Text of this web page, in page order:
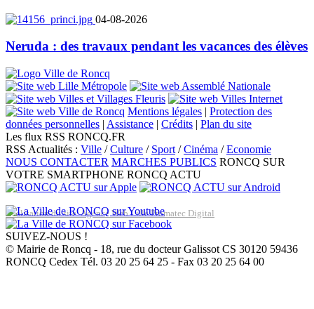
04-08-2026
Neruda : des travaux pendant les vacances des élèves
Mentions légales | Protection des
données personnelles | Assistance | Crédits | Plan du site
Les flux RSS RONCQ.FR
RSS Actualités : Ville /Culture / Sport /Cinéma /Economie
NOUS CONTACTER MARCHES PUBLICS RONCQ SUR
VOTRE SMARTPHONE RONCQ ACTU
Réalisation du site: Agence Web Lille Promatec Digital
SUIVEZ-NOUS !
© Mairie de Roncq - 18, rue du docteur Galissot CS 30120 59436
RONCQ Cedex Tél. 03 20 25 64 25 - Fax 03 20 25 64 00